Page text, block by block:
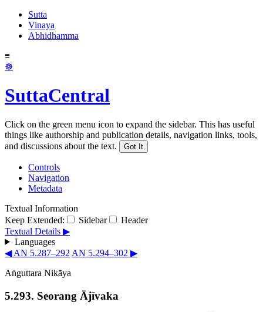
Sutta
Vinaya
Abhidhamma
≡
☸
SuttaCentral
Click on the green menu icon to expand the sidebar. This has useful
things like authorship and publication details, navigation links, tools,
and discussions about the text.
Got It
Controls
Navigation
Metadata
Textual Information
Keep Extended:
Sidebar
Header
Textual Details ▶
Languages
◀ AN 5.287–292 AN 5.294–302 ▶
Aṅguttara Nikāya
5.293. Seorang Ājīvaka